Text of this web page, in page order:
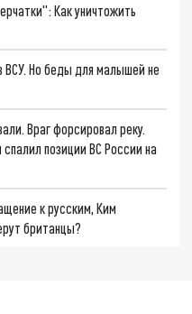
Как уничтожить
ВСУ. Но беды для малышей не
Враг форсировал реку.
позиции ВС России на
к русским, Ким
британцы?